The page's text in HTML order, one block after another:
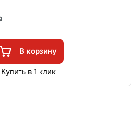
В корзину
Купить в 1 клик